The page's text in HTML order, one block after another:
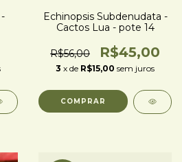
Echinopsis Subdenudata -
Cactos Lua - pote 14
R$56,00 R$45,00
3 x de R$15,00 sem juros